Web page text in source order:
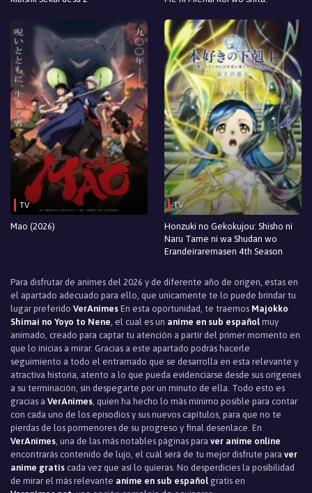
TV
Mao (2026)
TV
Honzuki no Gekokujou: Shisho ni
Naru Tame ni wa Shudan wo
Erandeiraremasen 4th Season
Para disfrutar de animes del 2026 y de diferente año de origen, estas en
el apartado adecuado para ello, que unicamente te lo puede brindar tu
lugar preferido VerAnimes En esta oportunidad, te traemos Majokko
Shimai no Yoyo to Nene , el cual es un anime en sub español muy
animado, creado para captar tu atención a partir del primer momento en
que lo inicias a mirar. Gracias a este apartado podrás hacerle
seguimiento a todo el entramado que se desarrolla en esta relevante y
atractiva historia, atento a lo que pueda evidenciarse desde sus orígenes
a su terminación, sin despegarte por un minuto de ella. Todo esto es
gracias a VerAnimes , quien ha hecho lo más mínimo posible para contar
con cada uno de los episodios y sus nuevos capítulos, para que no te
pierdas de los pormenores de su progreso y final desenlace. En
VerAnimes , una de las más notables páginas para ver anime online
encontrarás contenido de lujo, el cuál será de tu mejor disfrute para ver
anime gratis cada vez que así lo quieras. No desperdicies la posibilidad
de mirar el más relevante anime en sub español gratis en